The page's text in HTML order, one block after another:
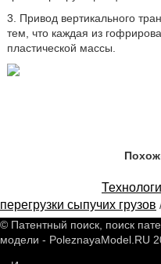
3. Привод вертикального
тем, что каждая из
пластической массы.
перегрузки сыпучих грузов
© Патентный поиск, поиск
модели - PoleznayaModel.RU